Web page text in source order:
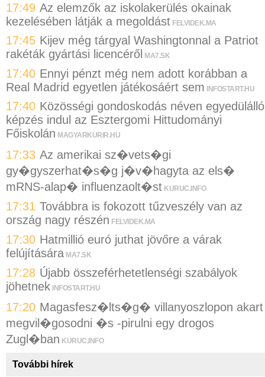
17:49 Az elemzők az iskolakerülés okainak
kezelésében látják a megoldást FELVIDEK.MA
17:45 Kijev még tárgyal Washingtonnal a Patriot
rakéták gyártási licencéről
MA7.SK
17:40 Ennyi pénzt még nem adott korábban a
Real Madrid egyetlen játékosáért sem INFOSTART.HU
17:40 Közösségi gondoskodás néven egyedülálló
képzés indul az Esztergomi Hittudományi
Főiskolán MAGYARKURIR.HU
17:33 Az amerikai sz�vets�gi
gy�gyszerhat�s�g j�v�hagyta az els�
mRNS-alap� influenzaolt�st KURUC.INFO
17:31 Továbbra is fokozott tűzveszély van az
ország nagy részén FELVIDEK.MA
17:30 Hatmillió euró juthat jövőre a várak
felújítására MA7.SK
17:28 Újabb összeférhetetlenségi szabályok
jöhetnek INFOSTART.HU
17:20 Magasfesz�lts�g� villanyoszlopon akart
megvil�gosodni �s -pirulni egy drogos
Zugl�ban KURUC.INFO
További hírek